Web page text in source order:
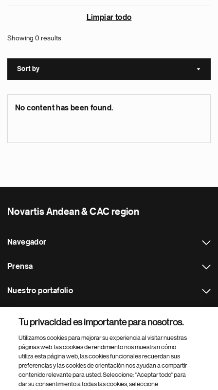
Limpiar todo
Showing 0 results
Sort by Sort
No content has been found.
Novartis Andean & CAC region
Navegador
Prensa
Nuestro portafolio
Footer Site Search
Tu privacidad es importante para nosotros.
Utilizamos cookies para mejorar su experiencia al visitar nuestras
páginas web: las cookies de rendimiento nos muestran cómo
utiliza esta página web, las cookies funcionales recuerdan sus
preferencias y las cookies de orientación nos ayudan a compartir
contenido relevante para usted. Seleccione: "Aceptar todo" para
dar su consentimiento a todas las cookies, seleccione